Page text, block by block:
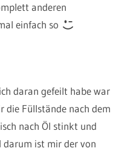
anderen
einfach so
daran gefeilt habe war
die Füllstände nach dem
nach Öl stinkt und
darum ist mir der von